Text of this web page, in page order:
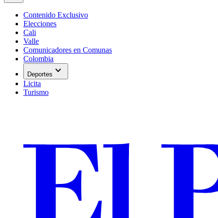
Contenido Exclusivo
Elecciones
Cali
Valle
Comunicadores en Comunas
Colombia
Deportes expand_more
Licita
Turismo